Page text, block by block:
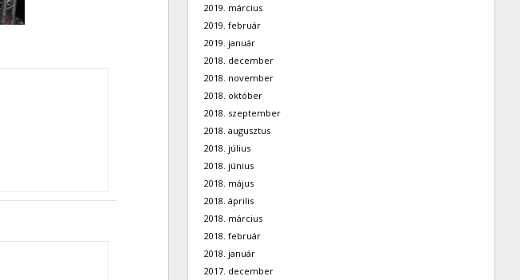
2019. március
2019. február
2019. január
2018. december
2018. november
2018. október
2018. szeptember
2018. augusztus
2018. július
2018. június
2018. május
2018. április
2018. március
2018. február
2018. január
2017. december